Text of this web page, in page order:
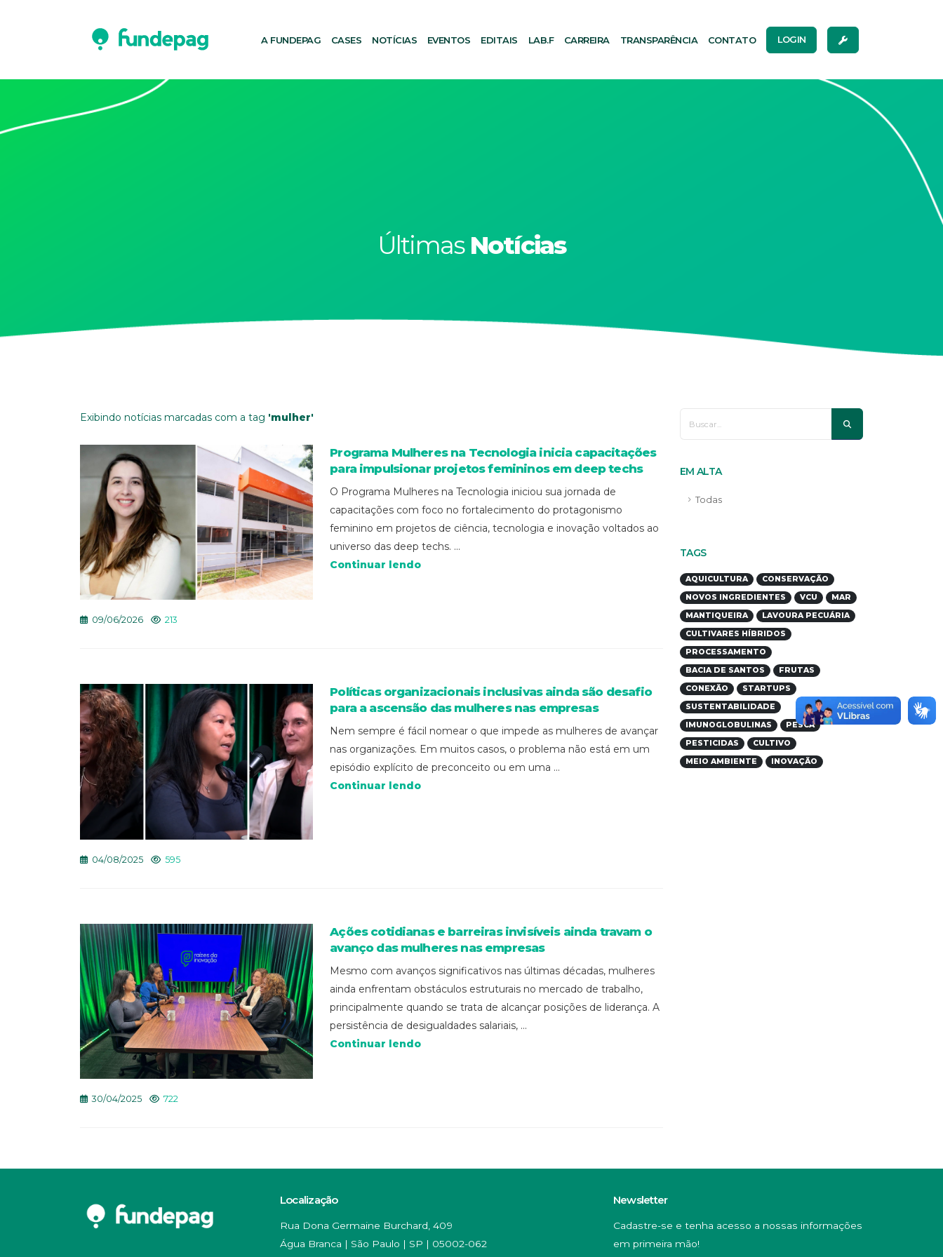
A FUNDEPAG CASES NOTÍCIAS EVENTOS EDITAIS LAB.F CARREIRA TRANSPARÊNCIA CONTATO LOGIN
Últimas Notícias
Exibindo notícias marcadas com a tag 'mulher'
Programa Mulheres na Tecnologia inicia capacitações
para impulsionar projetos femininos em deep techs
O Programa Mulheres na Tecnologia iniciou sua jornada de
capacitações com foco no fortalecimento do protagonismo
feminino em projetos de ciência, tecnologia e inovação voltados ao
universo das deep techs. ...
Continuar lendo
09/06/2026 213
Políticas organizacionais inclusivas ainda são desafio
para a ascensão das mulheres nas empresas
Nem sempre é fácil nomear o que impede as mulheres de avançar
nas organizações. Em muitos casos, o problema não está em um
episódio explícito de preconceito ou em uma ...
Continuar lendo
04/08/2025 595
Ações cotidianas e barreiras invisíveis ainda travam o
avanço das mulheres nas empresas
Mesmo com avanços significativos nas últimas décadas, mulheres
ainda enfrentam obstáculos estruturais no mercado de trabalho,
principalmente quando se trata de alcançar posições de liderança. A
persistência de desigualdades salariais, ...
Continuar lendo
30/04/2025 722
EM ALTA
Todas
TAGS
AQUICULTURA
CONSERVAÇÃO
NOVOS INGREDIENTES
VCU
MAR
MANTIQUEIRA
LAVOURA PECUÁRIA
CULTIVARES HÍBRIDOS
PROCESSAMENTO
BACIA DE SANTOS
FRUTAS
CONEXÃO
STARTUPS
SUSTENTABILIDADE
IMUNOGLOBULINAS
PESCA
PESTICIDAS
CULTIVO
MEIO AMBIENTE
INOVAÇÃO
Localização
Rua Dona Germaine Burchard, 409
Água Branca | São Paulo | SP | 05002-062
Newsletter
Cadastre-se e tenha acesso a nossas informações
em primeira mão!